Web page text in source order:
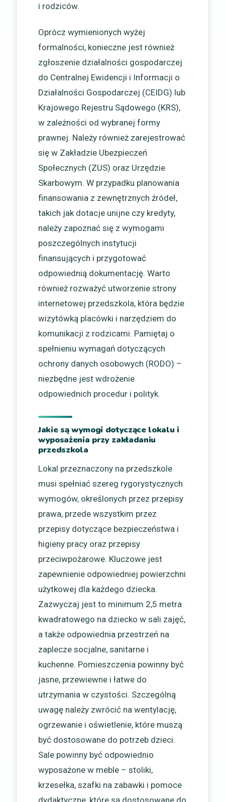
i rodziców.
Oprócz wymienionych wyżej
formalności, konieczne jest również
zgłoszenie działalności gospodarczej
do Centralnej Ewidencji i Informacji o
Działalności Gospodarczej (CEIDG) lub
Krajowego Rejestru Sądowego (KRS),
w zależności od wybranej formy
prawnej. Należy również zarejestrować
się w Zakładzie Ubezpieczeń
Społecznych (ZUS) oraz Urzędzie
Skarbowym. W przypadku planowania
finansowania z zewnętrznych źródeł,
takich jak dotacje unijne czy kredyty,
należy zapoznać się z wymogami
poszczególnych instytucji
finansujących i przygotować
odpowiednią dokumentację. Warto
również rozważyć utworzenie strony
internetowej przedszkola, która będzie
wizytówką placówki i narzędziem do
komunikacji z rodzicami. Pamiętaj o
spełnieniu wymagań dotyczących
ochrony danych osobowych (RODO) –
niezbędne jest wdrożenie
odpowiednich procedur i polityk.
Jakie są wymogi dotyczące lokalu i
wyposażenia przy zakładaniu
przedszkola
Lokal przeznaczony na przedszkole
musi spełniać szereg rygorystycznych
wymogów, określonych przez przepisy
prawa, przede wszystkim przez
przepisy dotyczące bezpieczeństwa i
higieny pracy oraz przepisy
przeciwpożarowe. Kluczowe jest
zapewnienie odpowiedniej powierzchni
użytkowej dla każdego dziecka.
Zazwyczaj jest to minimum 2,5 metra
kwadratowego na dziecko w sali zajęć,
a także odpowiednia przestrzeń na
zaplecze socjalne, sanitarne i
kuchenne. Pomieszczenia powinny być
jasne, przewiewne i łatwe do
utrzymania w czystości. Szczególną
uwagę należy zwrócić na wentylację,
ogrzewanie i oświetlenie, które muszą
być dostosowane do potrzeb dzieci.
Sale powinny być odpowiednio
wyposażone w meble – stoliki,
krzesełka, szafki na zabawki i pomoce